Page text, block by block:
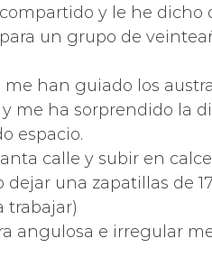
y le he dicho
un grupo de
han guiado los
ha sorprendido la
espacio.
calle y subir en
una zapatillas de
trabajar)
angulosa e irregular